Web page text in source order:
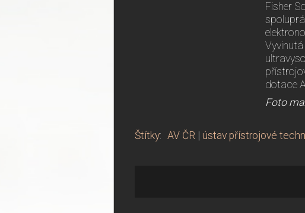
Fisher
dotace
Foto
Štítky: AV ČR ústav přístrojové